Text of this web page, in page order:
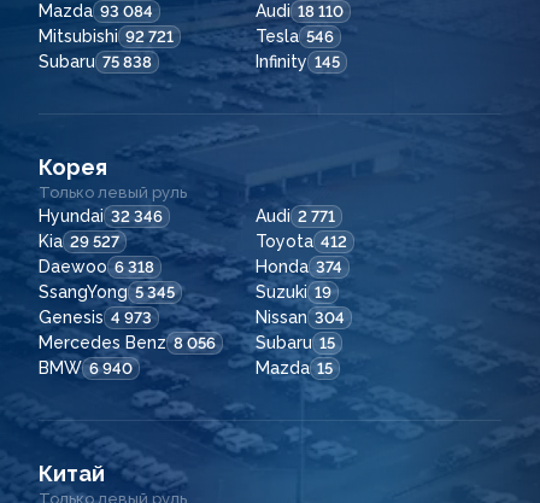
Mazda 93 084 Audi 18 110
Mitsubishi 92 721 Tesla 546
Subaru 75 838 Infinity 145
Корея
Только левый руль
Hyundai 32 346 Audi 2 771
Kia 29 527 Toyota 412
Daewoo 6 318 Honda 374
SsangYong 5 345 Suzuki 19
Genesis 4 973 Nissan 304
Mercedes Benz 8 056 Subaru 15
BMW 6 940 Mazda 15
Китай
Только левый руль